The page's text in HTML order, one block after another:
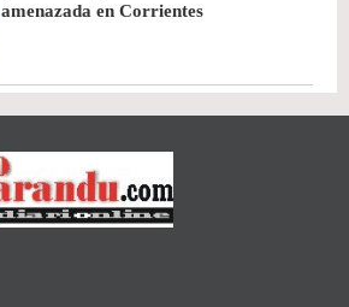
amenazada en Corrientes